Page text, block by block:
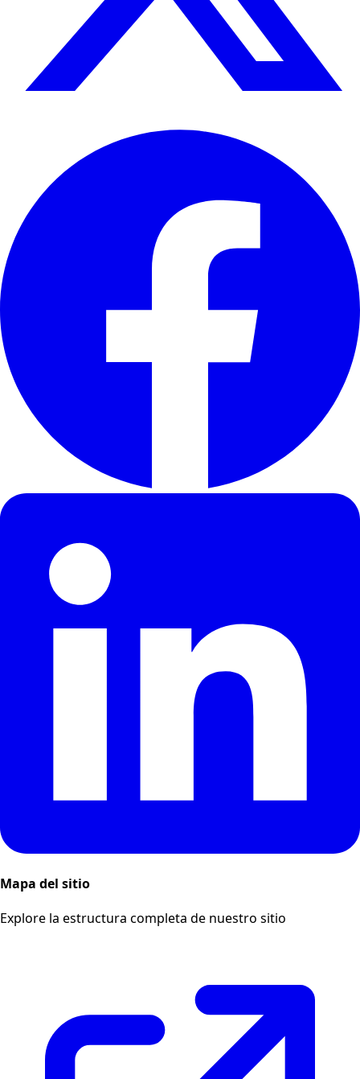
Mapa del sitio
Explore la estructura completa de nuestro sitio